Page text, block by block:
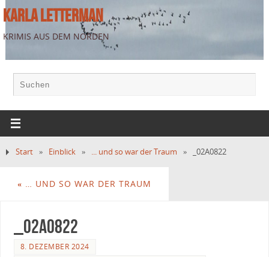
KARLA LETTERMAN
KRIMIS AUS DEM NORDEN
Start » Einblick » ... und so war der Traum » _02A0822
« … UND SO WAR DER TRAUM
_02A0822
8. DEZEMBER 2024